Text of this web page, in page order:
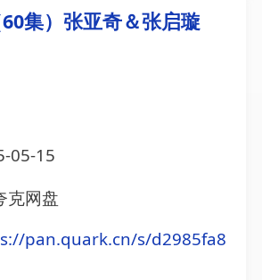
集）张亚奇＆张启璇
05-15
克网盘
pan.quark.cn/s/d2985fa8